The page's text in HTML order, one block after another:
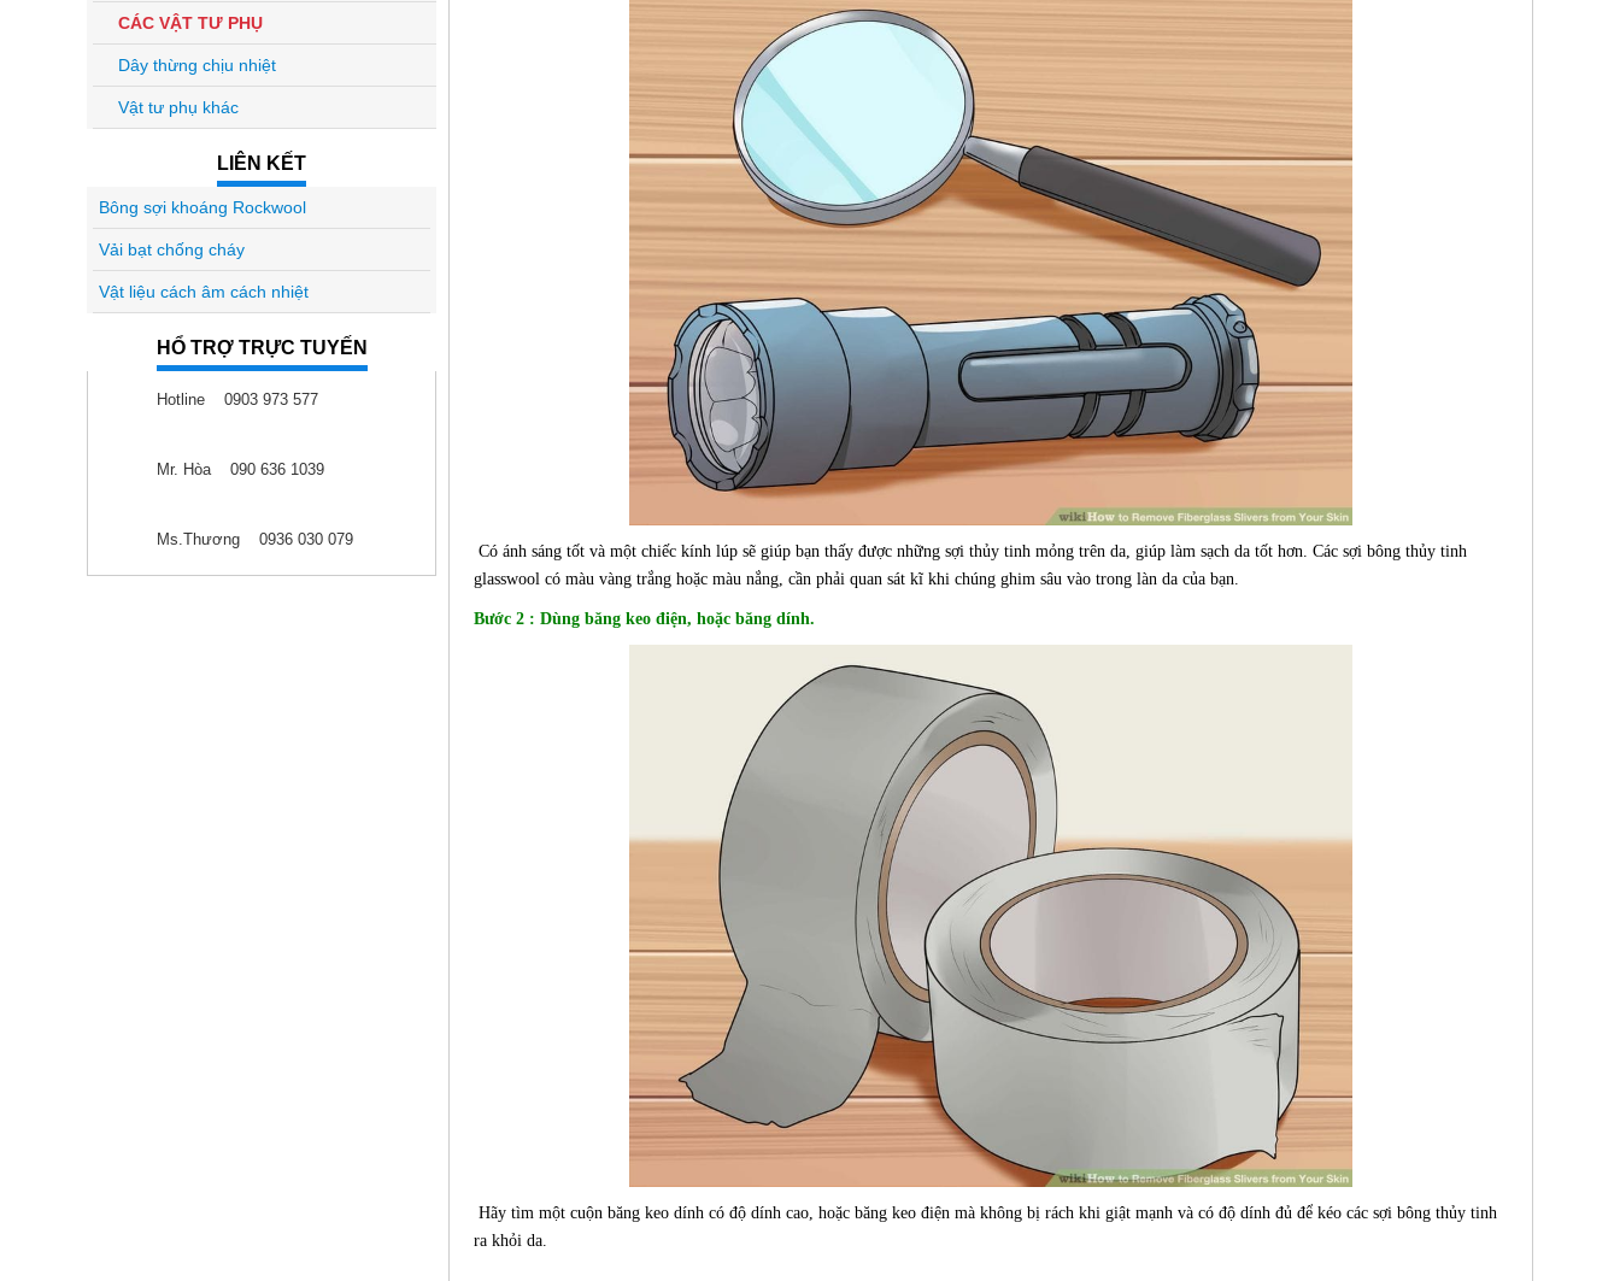
CÁC VẬT TƯ PHỤ
Dây thừng chịu nhiệt
Vật tư phụ khác
LIÊN KẾT
Bông sợi khoáng Rockwool
Vải bạt chống cháy
Vật liệu cách âm cách nhiệt
HỔ TRỢ TRỰC TUYẾN
Hotline 0903 973 577
Mr. Hòa 090 636 1039
Ms.Thương 0936 030 079
Có ánh sáng tốt và một chiếc kính lúp sẽ giúp bạn thấy được những sợi thủy tinh mỏng trên da, giúp làm sạch da tốt hơn. Các sợi bông thủy tinh
glasswool có màu vàng trắng hoặc màu nắng, cần phải quan sát kĩ khi chúng ghim sâu vào trong làn da của bạn.
Bước 2 : Dùng băng keo điện, hoặc băng dính.
Hãy tìm một cuộn băng keo dính có độ dính cao, hoặc băng keo điện mà không bị rách khi giật mạnh và có độ dính đủ để kéo các sợi bông thủy tinh
ra khỏi da.